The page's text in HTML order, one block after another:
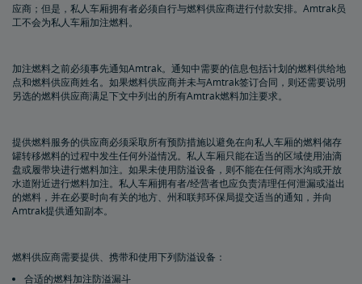
私人列车车厢机械公告栏
应商；但是，私人车厢拥有者必须自行与燃料供应商进行付款安排。Amtrak员
工不会为私人车厢加注燃料。
加注燃料之前必须事先通知Amtrak。通知中需要的信息包括计划的燃料供给地
点和燃料供应商姓名。如果燃料供应商并未与Amtrak签订合同，则还需要说明
另选的燃料供应商满足下文中列出的所有Amtrak燃料加注要求。
提供燃料服务的供应商必须采取所有预防措施以避免在向私人车厢的燃料储存
罐转移燃料的过程中发生任何外溢情况。私人车厢只能在适当的区域使用油滴
盘或履带块进行燃料加注。如果未使用防溢设备，则不能在任何雨水沟或开放
水道附近进行燃料加注。私人车厢拥有者/经营者也应负责清理任何泄漏或溢出
的燃料，并在必要时向有关的地方、州和联邦环保局提交适当的通知，并向
Amtrak提供通知副本。
燃料供应商需要提供、携带和使用下列防溢设备：
合适的燃料加注防溢漏斗